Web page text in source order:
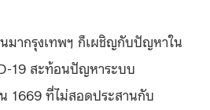
มากรุงเทพฯ ก็เผชิญกับปัญหาใน
19 สะท้อนปัญหาระบบ
1669 ที่ไม่สอดประสานกับ